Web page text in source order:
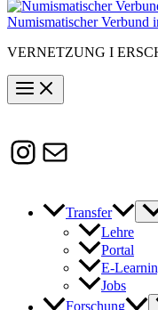
Numismatischer Verbund
VERNETZUNG I
Instagram
heidelberg.de
Transfer
Lehre
Portal
E-
Jobs
Forschung